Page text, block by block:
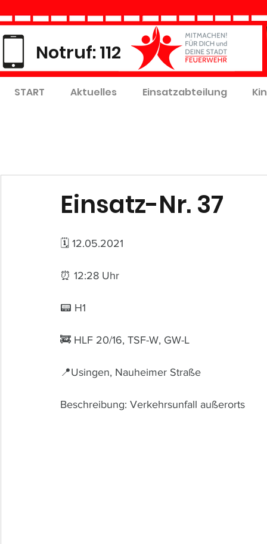
Notruf: 112
START Aktuelles Einsatzabteilung
Einsatz-Nr. 37
🗓 12.05.2021
⏰ 12:28 Uhr
📟 H1
🚒 HLF 20/16, TSF-W, GW-L
📍Usingen, Nauheimer Straße
Beschreibung: Verkehrsunfall außerorts